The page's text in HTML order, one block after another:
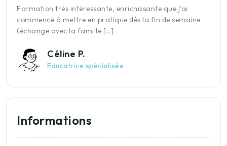
Formation très intéressante, enrichissante que j’ai
commencé à mettre en pratique dès la fin de semaine
(échange avec la famille […]
Céline P.
Educatrice spécialisée
Informations